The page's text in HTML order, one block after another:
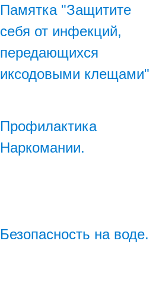
Памятка "Защитите
себя от инфекций,
передающихся
иксодовыми клещами"
Профилактика
Наркомании.
Безопасность на воде.